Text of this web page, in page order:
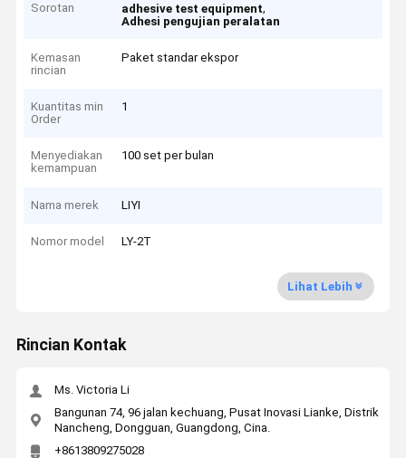
Sorotan adhesive test equipment,
Adhesi pengujian peralatan
Kemasan
rincian
Paket standar ekspor
Kuantitas min
Order
1
Menyediakan
kemampuan
100 set per bulan
Nama merek LIYI
Nomor model LY-2T
Lihat Lebih
Rincian Kontak
Ms. Victoria Li
Bangunan 74, 96 jalan kechuang, Pusat Inovasi Lianke, Distrik
Nancheng, Dongguan, Guangdong, Cina.
+8613809275028